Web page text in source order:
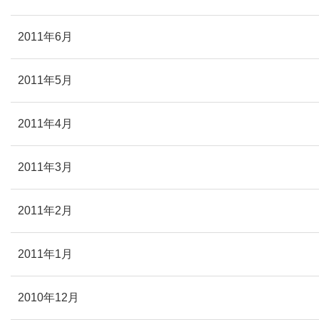
2011年6月
2011年5月
2011年4月
2011年3月
2011年2月
2011年1月
2010年12月